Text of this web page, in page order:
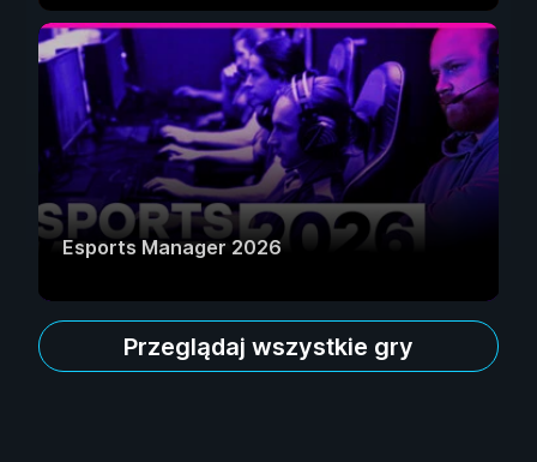
Esports Manager 2026
Przeglądaj wszystkie gry